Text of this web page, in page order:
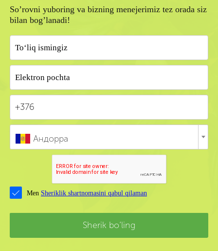
So’rovni yuboring va bizning menejerimiz tez orada siz
bilan bog’lanadi!
Андорра
Men Sheriklik shartnomasini qabul qilaman
Sherik bo‘ling